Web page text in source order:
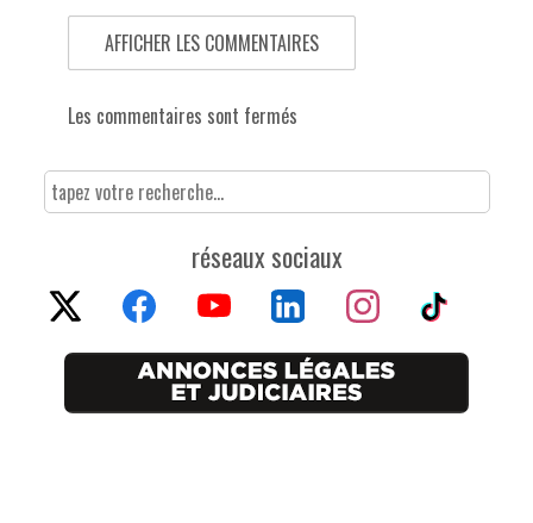
AFFICHER LES COMMENTAIRES
Les commentaires sont fermés
réseaux sociaux